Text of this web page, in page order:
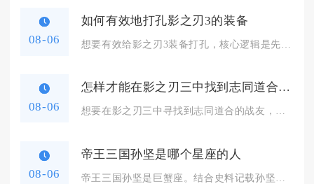
08-06
如何有效地打孔影之刃3的装备
08-06
怎样才能在影之刃三中找到志同道合的战友
想要在影之刃三中寻找到志同道合的战友，核心思路是以活跃公会为...
08-06
帝王三国孙坚是哪个星座的人